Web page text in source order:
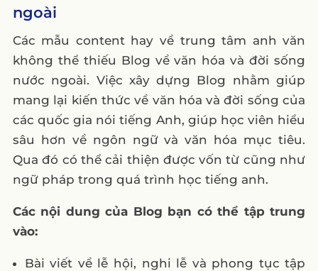
ngoài
Các mẫu content hay về trung tâm anh văn
không thể thiếu Blog về văn hóa và đời sống
nước ngoài. Việc xây dựng Blog nhằm giúp
mang lại kiến thức về văn hóa và đời sống của
các quốc gia nói tiếng Anh, giúp học viên hiểu
sâu hơn về ngôn ngữ và văn hóa mục tiêu.
Qua đó có thể cải thiện được vốn từ cũng như
ngữ pháp trong quá trình học tiếng anh.
Các nội dung của Blog bạn có thể tập trung
vào:
Bài viết về lễ hội, nghi lễ và phong tục tập